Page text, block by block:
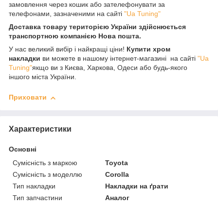
замовлення через кошик або зателефонувати за
телефонами, зазначеними на сайті "Ua Tuning"
Доставка товару територією України здійснюється
транспортною компанією Нова пошта.
У нас великий вибір і найкращі ціни! Купити хром
накладки ви можете в нашому інтернет-магазині на сайті "Ua
Tuning"якщо ви з Києва, Харкова, Одеси або будь-якого
іншого міста України.
Приховати
Характеристики
Основні
Сумісність з маркою
Toyota
Сумісність з моделлю
Corolla
Тип накладки
Накладки на ґрати
Тип запчастини
Аналог